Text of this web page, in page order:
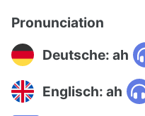
Pronunciation
Deutsche: ah
Englisch: ah